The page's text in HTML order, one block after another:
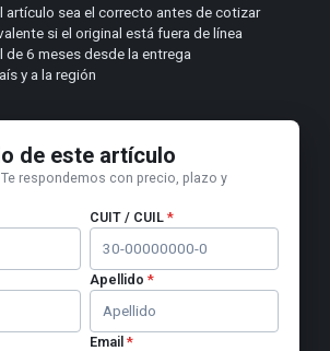
artículo sea el correcto antes de cotizar
si el original está fuera de línea
de 6 meses desde la entrega
y a la región
de este artículo
respondemos con precio, plazo y
CUIT / CUIL *
Apellido *
Email *